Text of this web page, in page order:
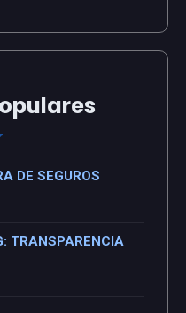
DE SEGUROS
TRANSPARENCIA